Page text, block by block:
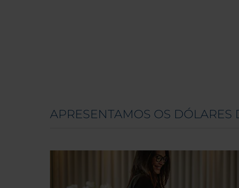
APRESENTAMOS OS DÓLARES